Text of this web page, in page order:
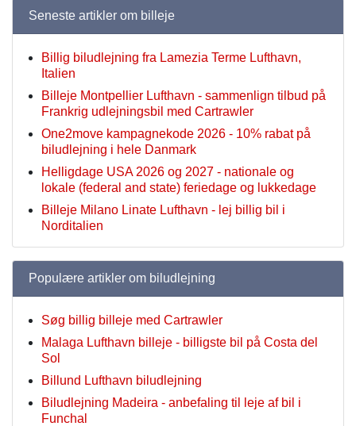
Seneste artikler om billeje
Billig biludlejning fra Lamezia Terme Lufthavn,
Italien
Billeje Montpellier Lufthavn - sammenlign tilbud på
Frankrig udlejningsbil med Cartrawler
One2move kampagnekode 2026 - 10% rabat på
biludlejning i hele Danmark
Helligdage USA 2026 og 2027 - nationale og
lokale (federal and state) feriedage og lukkedage
Billeje Milano Linate Lufthavn - lej billig bil i
Norditalien
Populære artikler om biludlejning
Søg billig billeje med Cartrawler
Malaga Lufthavn billeje - billigste bil på Costa del
Sol
Billund Lufthavn biludlejning
Biludlejning Madeira - anbefaling til leje af bil i
Funchal